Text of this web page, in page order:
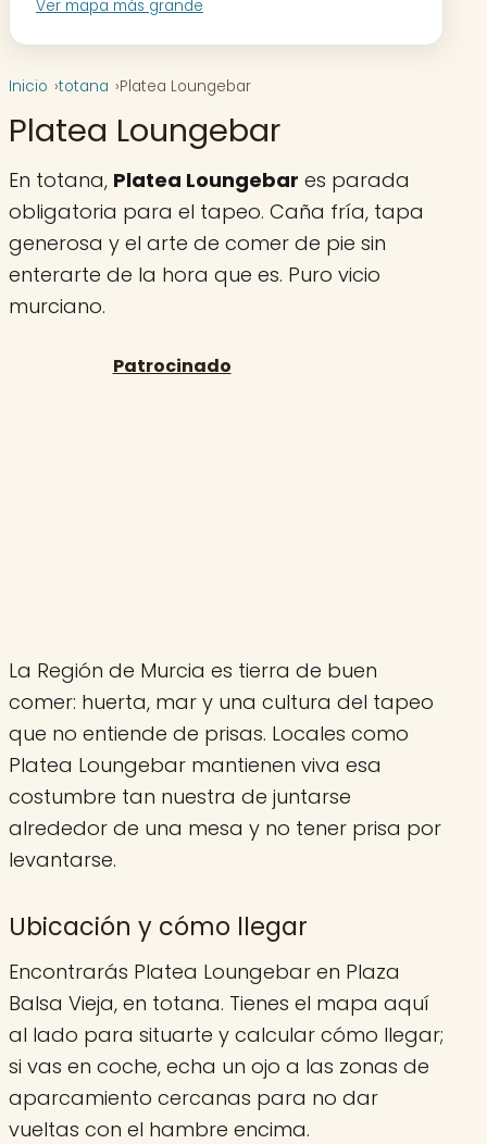
Ver mapa más grande
Inicio totana Platea Loungebar
Platea Loungebar
En totana, Platea Loungebar es parada
obligatoria para el tapeo. Caña fría, tapa
generosa y el arte de comer de pie sin
enterarte de la hora que es. Puro vicio
murciano.
La Región de Murcia es tierra de buen
comer: huerta, mar y una cultura del tapeo
que no entiende de prisas. Locales como
Platea Loungebar mantienen viva esa
costumbre tan nuestra de juntarse
alrededor de una mesa y no tener prisa por
levantarse.
Ubicación y cómo llegar
Encontrarás Platea Loungebar en Plaza
Balsa Vieja, en totana. Tienes el mapa aquí
al lado para situarte y calcular cómo llegar;
si vas en coche, echa un ojo a las zonas de
aparcamiento cercanas para no dar
vueltas con el hambre encima.